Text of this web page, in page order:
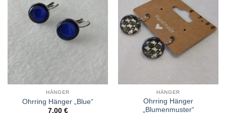
HÄNGER
Ohrring Hänger „Blue“
7,00 €
hinzufügen
HÄNGER
Ohrring Hänger
„Blumenmuster“